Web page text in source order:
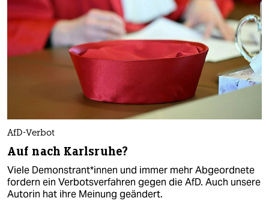
AfD-Verbot
Auf nach Karlsruhe?
Viele De­mons­tran­t*in­nen und immer mehr Abgeordnete
fordern ein Verbotsverfahren gegen die AfD. Auch unsere
Autorin hat ihre Meinung geändert.